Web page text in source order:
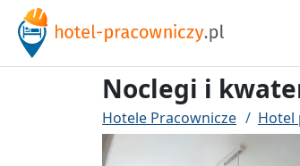
Noclegi i
Hotele Pracownicze Hotel